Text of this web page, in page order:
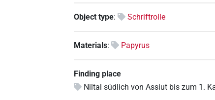
Object type: Schriftrolle
Materials: Papyrus
Finding place
Niltal südlich von Assiut bis zum 1.